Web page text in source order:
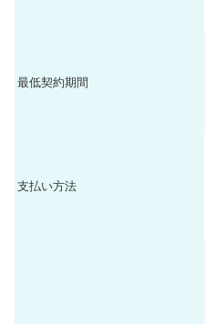
最低契約期間
支払い方法